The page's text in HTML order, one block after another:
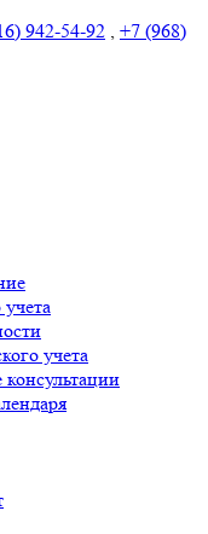
942-54-92 , +7 (968)
МО
Москве и Московской
учета